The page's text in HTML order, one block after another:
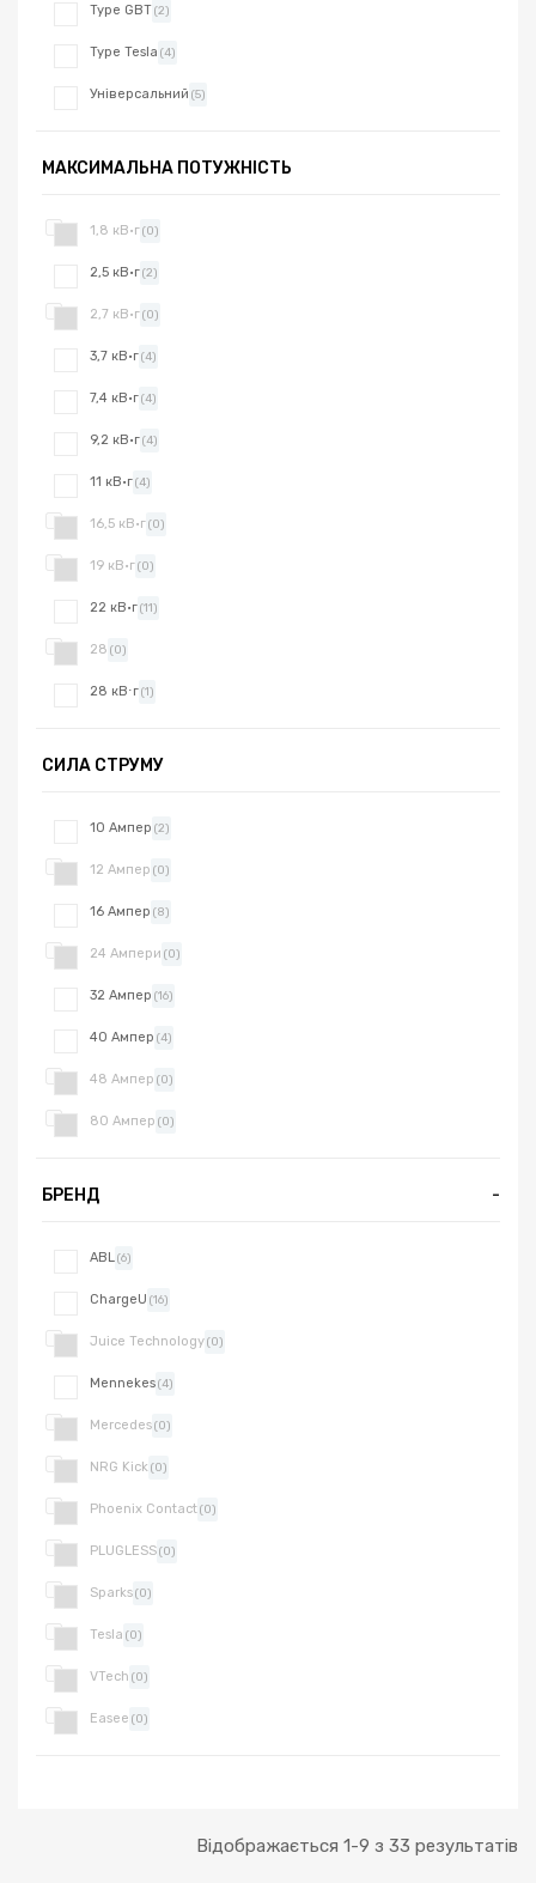
Type GBT(2)
Type Tesla (4)
Універсальний (5)
МАКСИМАЛЬНА ПОТУЖНІСТЬ
1,8 кВ·г(0)
2,5 кВ·г(2)
2,7 кВ·г(0)
3,7 кВ·г(4)
7,4 кВ·г(4)
9,2 кВ·г(4)
11 кВ·г(4)
16,5 кВ·г(0)
19 кВ·г(0)
22 кВ·г(11)
28 (0)
28 кВ⋅г(1)
СИЛА СТРУМУ
10 Ампер (2)
12 Ампер (0)
16 Ампер (8)
24 Ампери (0)
32 Ампер (16)
40 Ампер (4)
48 Ампер (0)
80 Ампер (0)
БРЕНД -
ABL(6)
ChargeU (16)
Juice Technology(0)
Mennekes(4)
Mercedes(0)
NRG Kick(0)
Phoenix Contact(0)
PLUGLESS(0)
Sparks(0)
Tesla (0)
VTech (0)
Easee (0)
Відображається 1-9 з 33 результатів